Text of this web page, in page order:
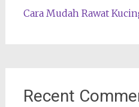
Cara Mudah Rawat
Recent